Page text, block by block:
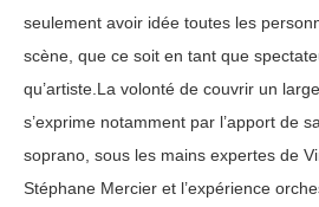
seulement avoir idée toutes les
scène, que ce soit en tant que
qu’artiste.La volonté de couvrir un
s’exprime notamment par l’apport de
soprano, sous les mains expertes de
Stéphane Mercier et l’expérience